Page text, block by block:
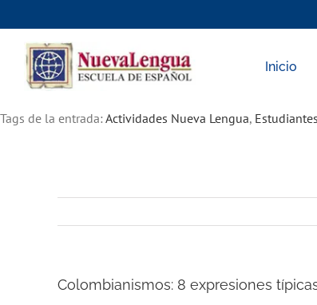
to
content
Inicio
Tags de la entrada: Actividades Nueva Lengua,
Colombianismos: 8 expresiones